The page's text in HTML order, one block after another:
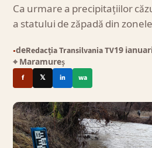
Ca urmare a precipitațiilor
a statului de zăpadă din
●deRedacția Transilvania TV19
⌖ Maramureș
f 𝕏 in wa